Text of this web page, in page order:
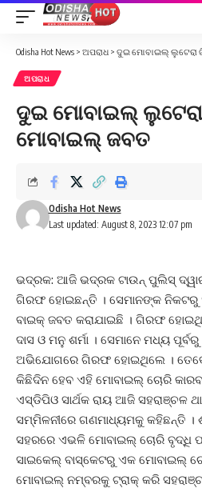
Odisha Hot News > ଅପରାଧ > ଦୁଇ ମୋବାଇଲ୍ ଲୁଟେରା
ଅପରାଧ
ଦୁଇ ମୋବାଇଲ୍
ମୋବାଇଲ୍ ଜବତ
Last updated: August 8, 2023 12:07 pm
Odisha Hot News
ଭଦ୍ରକ: ଆଜି ଭଦ୍ରକ ଟାଉନ୍ ପୁଲିସ୍
ଗିରଫ ହୋଇଛନ୍ତି । ସେମାନଙ୍କ ନିକଟରୁ
ବାଇକ୍ ଜବତ କରାଯାଇଛି । ଗିରଫ
ଦାସ ଓ ମନୁ ଶର୍ମା । ସେମାନେ ମଧ୍ୟ
ଅଭିଯୋଗରେ ଗିରଫ ହୋଇଥିଲେ ।
କିଛିଦିନ ହେବ ଏହି ମୋବାଇଲ୍ ଚୋରି
ଏସ୍‌ଡିପିଓ ସାର୍ଥକ ରାୟ ଆଜି ସହରାଞ୍ଚଳ
ସମ୍ମିଳନୀରେ ଗଣମାଧ୍ୟମକୁ କହିଛନ୍ତି ।
ସହରରେ ଏଭଳି ମୋବାଇଲ୍ ଚୋରି ବୃଦ୍ଧି
ସାଇକେଲ୍ ବାସ୍କେଟରୁ ଏକ ମୋବାଇଲ୍
ମୋବାଇଲ୍ ନମ୍ବରକୁ ଟ୍ରାକ୍ କରି